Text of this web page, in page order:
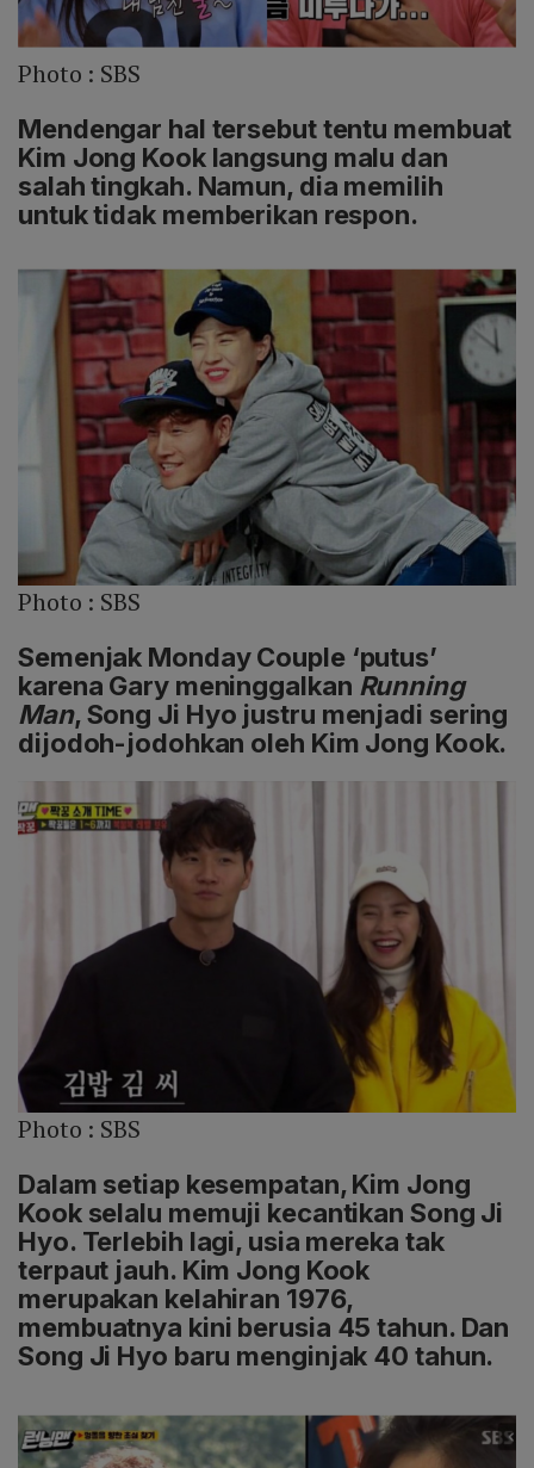
Photo : SBS
Mendengar hal tersebut tentu membuat
Kim Jong Kook langsung malu dan
salah tingkah. Namun, dia memilih
untuk tidak memberikan respon.
Photo : SBS
Semenjak Monday Couple ‘putus’
karena Gary meninggalkan Running
Man, Song Ji Hyo justru menjadi sering
dijodoh-jodohkan oleh Kim Jong Kook.
Photo : SBS
Dalam setiap kesempatan, Kim Jong
Kook selalu memuji kecantikan Song Ji
Hyo. Terlebih lagi, usia mereka tak
terpaut jauh. Kim Jong Kook
merupakan kelahiran 1976,
membuatnya kini berusia 45 tahun. Dan
Song Ji Hyo baru menginjak 40 tahun.